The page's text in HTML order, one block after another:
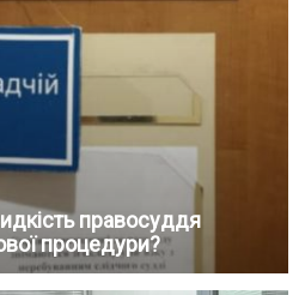
правосуддя
процедури?